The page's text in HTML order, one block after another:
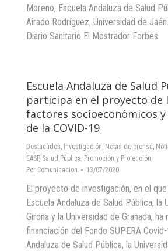
Moreno, Escuela Andaluza de Salud
Airado Rodríguez, Universidad de
Diario Sanitario El Mostrador Forbes
Escuela Andaluza de Salud
participa en el proyecto de
factores socioeconómicos
de la COVID-19
Destacados, Investigación, Notas de prensa,
EASP, Salud Pública, Promoción y Protección
Por Comunicacion 13/07/2020
El proyecto de investigación, en el
Escuela Andaluza de Salud Pública, la
Girona y la Universidad de Granada, ha
financiación del Fondo SUPERA
Andaluza de Salud Pública, la